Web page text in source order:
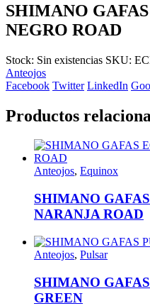
SHIMANO
NEGRO ROAD
Stock: Sin existencias SKU:
Anteojos
Facebook Twitter LinkedIn
Productos
Anteojos, Equinox
SHIMANO
NARANJA ROAD
Anteojos, Pulsar
SHIMANO
GREEN